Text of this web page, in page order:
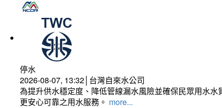
停水
2026-08-07, 13:32│台灣自來水公司
為提升供水穩定度、降低管線漏水風險並確保民眾用水
更安心可靠之用水服務。 more...